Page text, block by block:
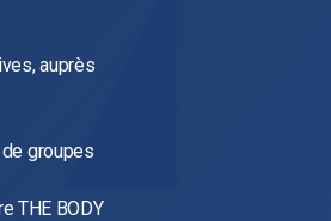
auprès
groupes
THE BODY